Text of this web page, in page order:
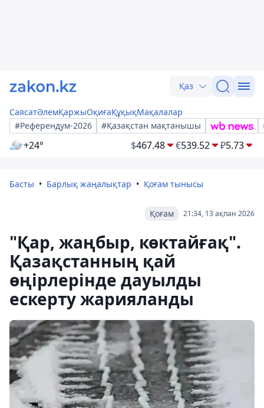
Қаз
СаясатӘлемҚаржыОқиғаҚұқықМақалалар
#Референдум-2026
#Қазақстан мақтанышы
+24° $467.48 €539.52 ₽5.73
Басты Барлық жаңалықтар Қоғам тынысы
21:34, 13 ақпан 2026
Қоғам
"Қар, жаңбыр, көктайғақ".
Қазақстанның қай
өңірлерінде дауылды
ескерту жарияланды